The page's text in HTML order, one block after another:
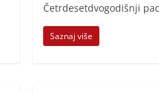
Četrdesetdvogodišnji
Saznaj više